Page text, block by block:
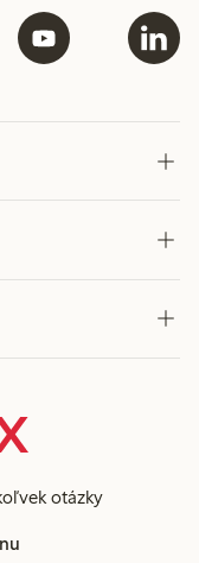
otázky